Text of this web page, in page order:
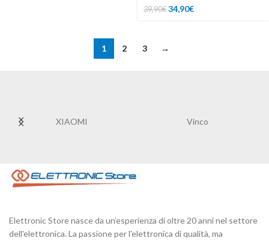
39,90€ 34,90€
1 2 3 →
XIAOMI Vinco
Elettronic Store nasce da un’esperienza di oltre 20 anni nel settore
dell'elettronica. La passione per l'elettronica di qualità, ma